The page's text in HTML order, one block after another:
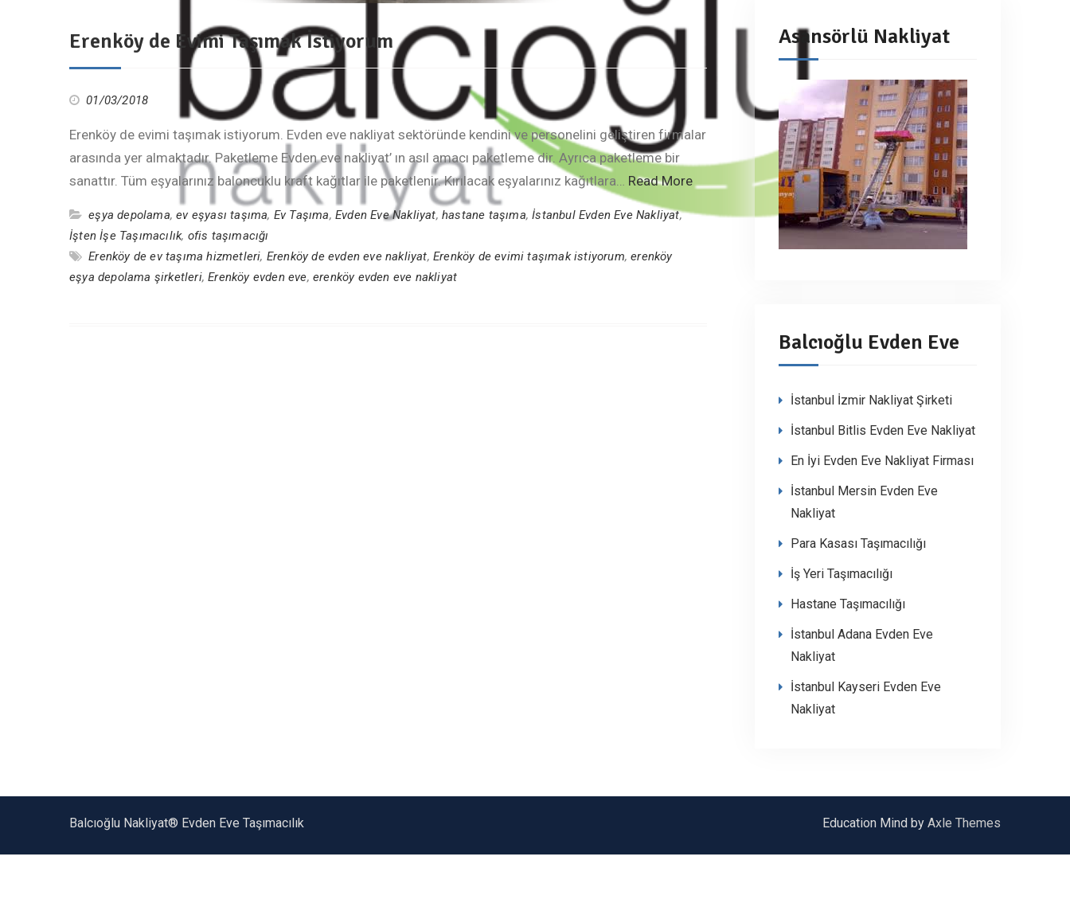
Erenköy de Evimi Taşımak İstiyorum
01/03/2018
Erenköy de evimi taşımak istiyorum. Evden eve nakliyat sektöründe kendini ve personelini geliştiren firmalar
arasında yer almaktadır. Paketleme Evden eve nakliyat’ ın asıl amacı paketleme dir. Ayrıca paketleme bir
sanattır. Tüm eşyalarınız baloncuklu kraft kağıtlar ile paketlenir. Kırılacak eşyalarınız kağıtlara… Read More
eşya depolama,ev eşyası taşıma, Ev Taşıma,Evden Eve Nakliyat,hastane taşıma,İstanbul Evden Eve Nakliyat,
İşten İşe Taşımacılık, ofis taşımacığı
Erenköy de ev taşıma hizmetleri, Erenköy de evden eve nakliyat,Erenköy de evimi taşımak istiyorum,erenköy
eşya depolama şirketleri,Erenköy evden eve,erenköy evden eve nakliyat
Asansörlü Nakliyat
Balcıoğlu Evden Eve
İstanbul İzmir Nakliyat Şirketi
İstanbul Bitlis Evden Eve Nakliyat
En İyi Evden Eve Nakliyat Firması
İstanbul Mersin Evden Eve
Nakliyat
Para Kasası Taşımacılığı
İş Yeri Taşımacılığı
Hastane Taşımacılığı
İstanbul Adana Evden Eve
Nakliyat
İstanbul Kayseri Evden Eve
Nakliyat
Balcıoğlu Nakliyat® Evden Eve Taşımacılık Education Mind by Axle Themes